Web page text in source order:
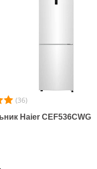
(36)
Haier CEF536CWG